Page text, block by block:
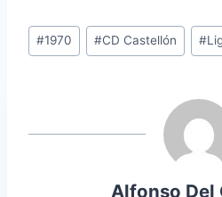
Etiquetas
de
#1970 #CD Castellón #
Alfonso Del